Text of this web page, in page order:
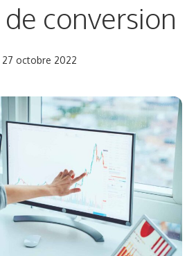
conversion
27 octobre 2022